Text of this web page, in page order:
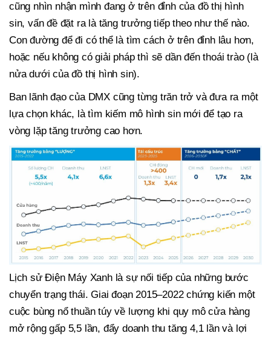
cũng nhìn nhận mình đang ở trên đỉnh của đồ thị hình
sin, vấn đề đặt ra là tăng trưởng tiếp theo như thế nào.
Con đường để đi có thể là tìm cách ở trên đỉnh lâu hơn,
hoặc nếu không có giải pháp thì sẽ dần đến thoái trào (là
nửa dưới của đồ thị hình sin).
Ban lãnh đạo của DMX cũng từng trăn trở và đưa ra một
lựa chọn khác, là tìm kiếm mô hình sin mới để tạo ra
vòng lặp tăng trưởng cao hơn.
Lịch sử Điện Máy Xanh là sự nối tiếp của những bước
chuyển trạng thái. Giai đoạn 2015–2022 chứng kiến một
cuộc bùng nổ thuần túy về lượng khi quy mô cửa hàng
mở rộng gấp 5,5 lần, đẩy doanh thu tăng 4,1 lần và lợi